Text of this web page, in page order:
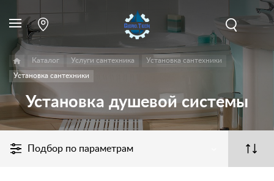
Каталог Услуги сантехника Установка сантехники
Установка сантехники
Установка душевой системы
Подбор по параметрам